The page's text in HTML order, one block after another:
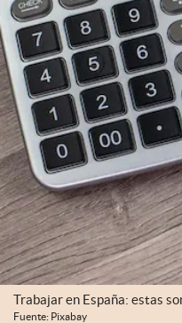
Trabajar en España: estas
Fuente: Pixabay